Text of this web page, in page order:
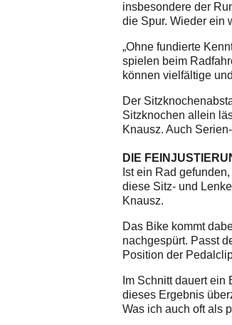
insbesondere der
die Spur. Wieder ein
„Ohne fundierte
spielen beim
können vielfältige
Der
Sitzknochen allein
Knausz. Auch
DIE
Ist ein Rad
diese Sitz- und
Knausz.
Das Bike kommt
nachgespürt. Passt
Position der
Im Schnitt dauert
dieses Ergebnis
Was ich auch oft als